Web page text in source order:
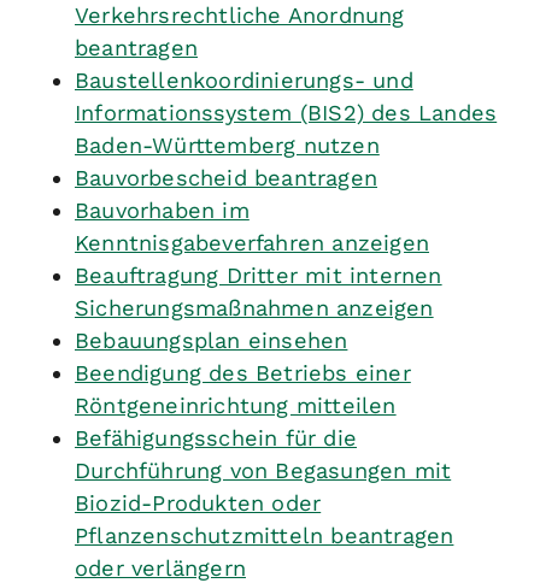
Verkehrsrechtliche Anordnung
beantragen
Baustellenkoordinierungs- und
Informationssystem (BIS2) des Landes
Baden-Württemberg nutzen
Bauvorbescheid beantragen
Bauvorhaben im
Kenntnisgabeverfahren anzeigen
Beauftragung Dritter mit internen
Sicherungsmaßnahmen anzeigen
Bebauungsplan einsehen
Beendigung des Betriebs einer
Röntgeneinrichtung mitteilen
Befähigungsschein für die
Durchführung von Begasungen mit
Biozid-Produkten oder
Pflanzenschutzmitteln beantragen
oder verlängern